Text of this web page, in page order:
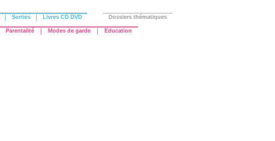
Sorties Livres CD DVD Dossiers thématiques
Parentalité Modes de garde Education